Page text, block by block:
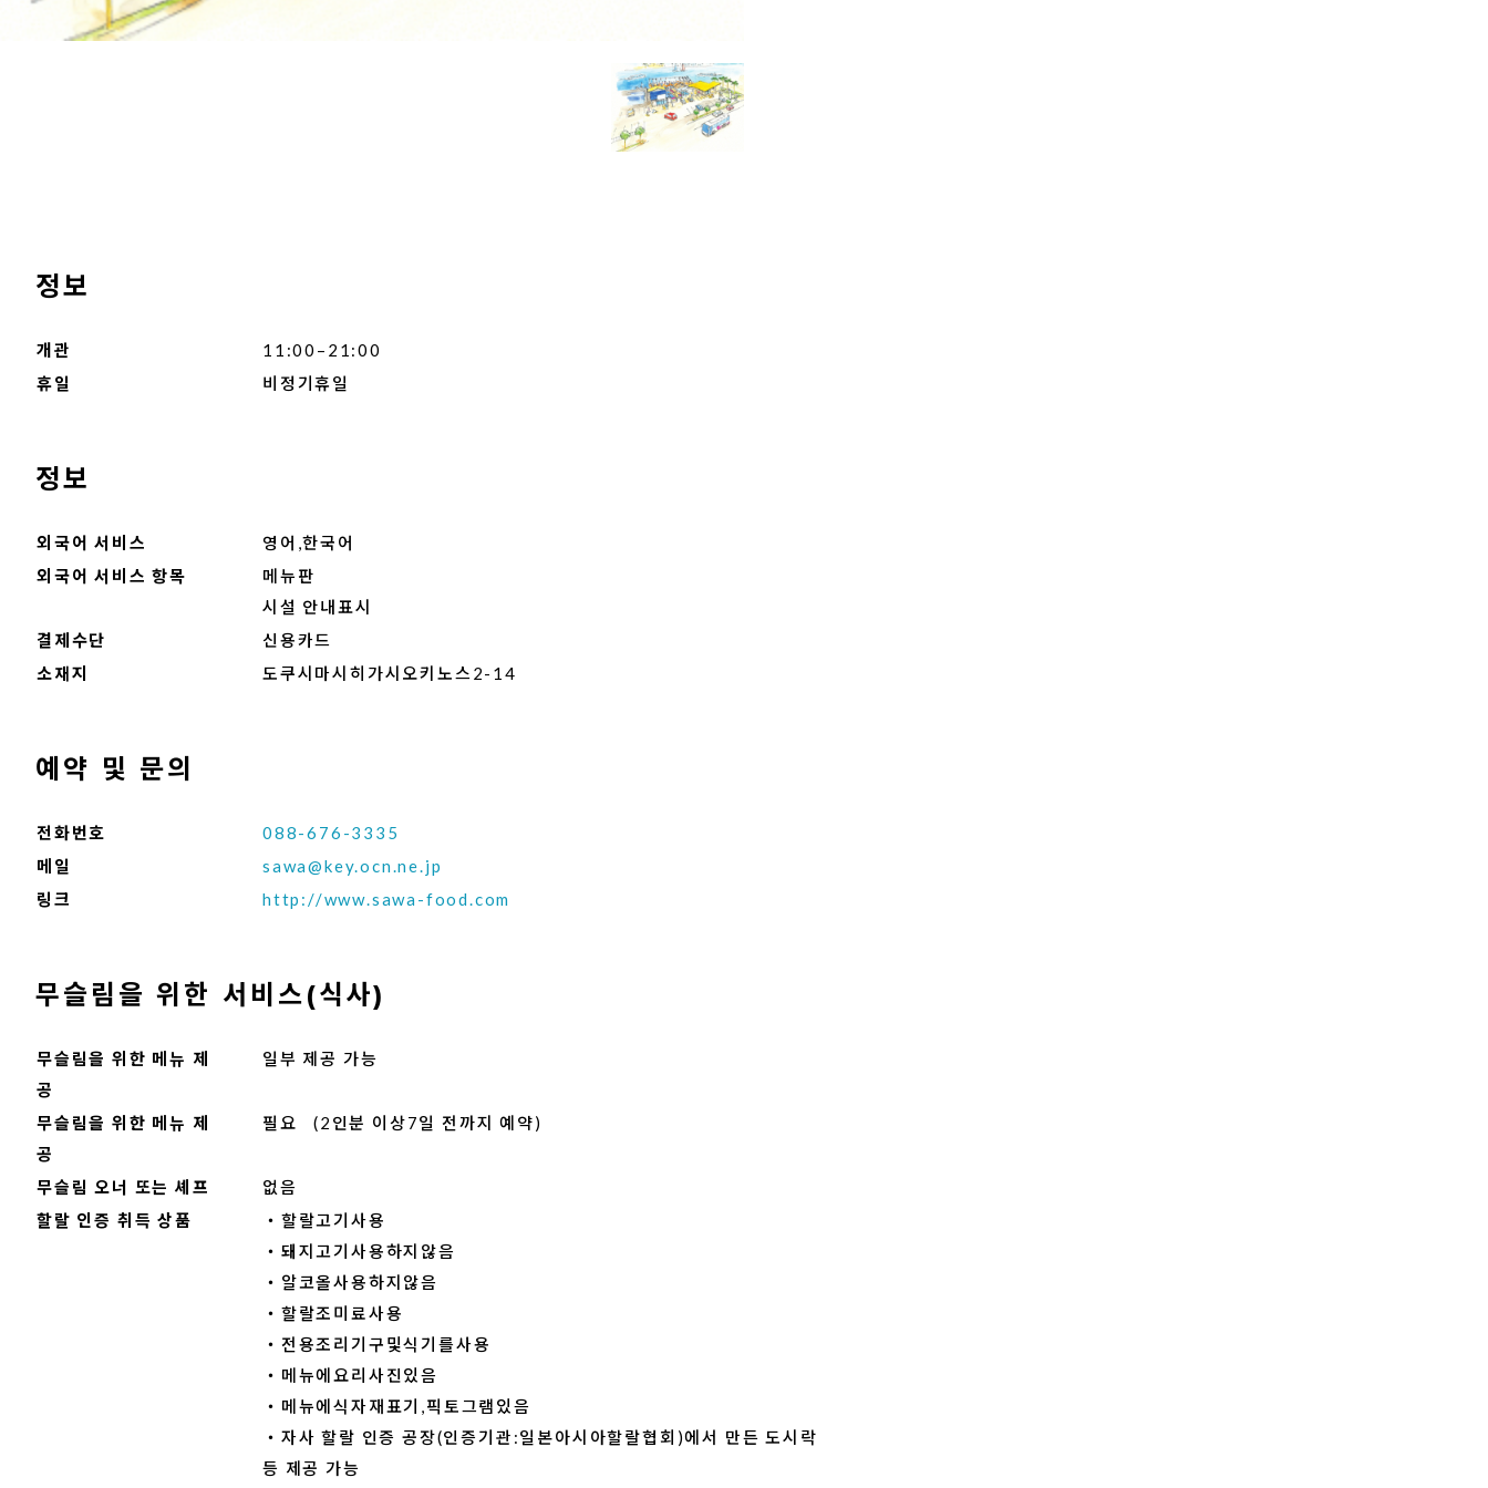
정보
개관
11:00–21:00
휴일
비정기휴일
정보
외국어 서비스
영어,한국어
외국어 서비스 항목
메뉴판
시설 안내표시
결제수단
신용카드
소재지
도쿠시마시히가시오키노스2-14
예약 및 문의
전화번호
088-676-3335
메일
sawa@key.ocn.ne.jp
링크
http://www.sawa-food.com
무슬림을 위한 서비스(식사)
무슬림을 위한 메뉴 제
공
일부 제공 가능
무슬림을 위한 메뉴 제
공
필요 (2인분 이상7일 전까지 예약)
무슬림 오너 또는 셰프
없음
할랄 인증 취득 상품
・할랄고기사용
・돼지고기사용하지않음
・알코올사용하지않음
・할랄조미료사용
・전용조리기구및식기를사용
・메뉴에요리사진있음
・메뉴에식자재표기,픽토그램있음
・자사 할랄 인증 공장(인증기관:일본아시아할랄협회)에서 만든 도시락
등 제공 가능